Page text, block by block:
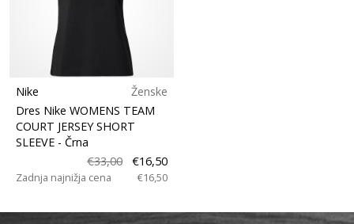
Nike
Ženske
Dres Nike WOMENS TEAM
COURT JERSEY SHORT
SLEEVE - Črna
€33,00
€16,50
Zadnja najnižja cena €16,50